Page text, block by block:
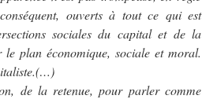
ouverts à tout ce qui est
sociales du capital et de la
plan économique, sociale et moral.
de la retenue, pour parler comme